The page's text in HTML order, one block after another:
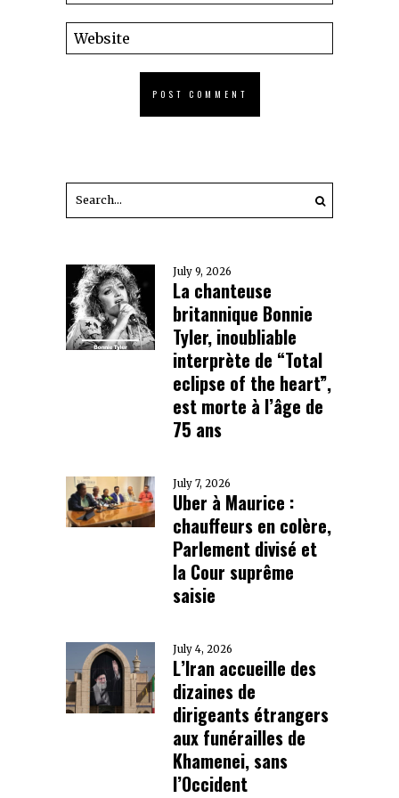
July 9, 2026
La chanteuse
britannique Bonnie
Tyler, inoubliable
interprète de “Total
eclipse of the heart”,
est morte à l’âge de
75 ans
July 7, 2026
Uber à Maurice :
chauffeurs en colère,
Parlement divisé et
la Cour suprême
saisie
July 4, 2026
L’Iran accueille des
dizaines de
dirigeants étrangers
aux funérailles de
Khamenei, sans
l’Occident